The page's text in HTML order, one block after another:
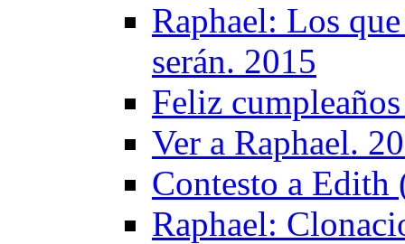
Raphael: Los
serán. 2015
Feliz
Ver a Raphael.
Contesto a Edith
Raphael: